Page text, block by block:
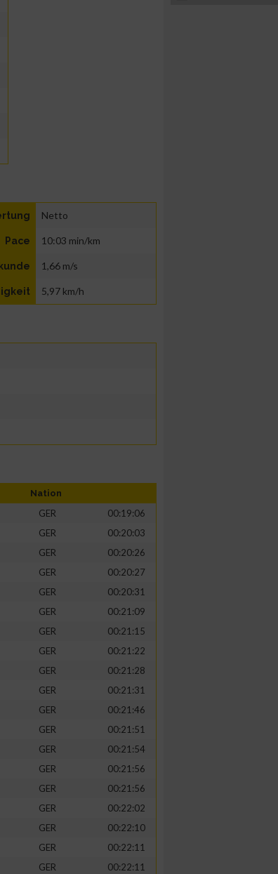
Netto
Pace 10:03 min/km
1,66 m/s
5,97 km/h
Nation
GER
00:19:06
GER
00:20:03
GER
00:20:26
GER
00:20:27
GER
00:20:31
GER
00:21:09
GER
00:21:15
GER
00:21:22
GER
00:21:28
GER
00:21:31
GER
00:21:46
GER
00:21:51
GER
00:21:54
GER
00:21:56
GER
00:21:56
GER
00:22:02
GER
00:22:10
GER
00:22:11
GER
00:22:11